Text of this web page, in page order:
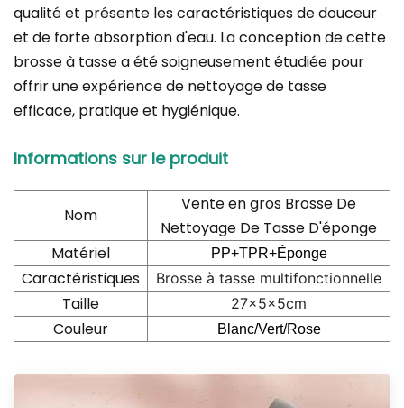
qualité et présente les caractéristiques de douceur
et de forte absorption d'eau. La conception de cette
brosse à tasse a été soigneusement étudiée pour
offrir une expérience de nettoyage de tasse
efficace, pratique et hygiénique.
Informations sur le produit
Nom
Vente en gros Brosse De
Nettoyage De Tasse D'éponge
Matériel
PP+TPR+Éponge
Caractéristiques Brosse à tasse multifonctionnelle
Taille 27x5x5cm
Couleur Blanc/Vert/Rose